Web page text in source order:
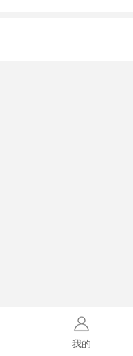
我的